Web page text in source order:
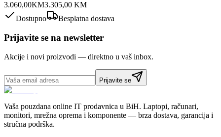
3.060,00KM3.305,00 KM
Dostupno
Besplatna dostava
Prijavite se na newsletter
Akcije i novi proizvodi — direktno u vaš inbox.
Prijavite se
Vaša pouzdana online IT prodavnica u BiH. Laptopi, računari,
monitori, mrežna oprema i komponente — brza dostava, garancija i
stručna podrška.